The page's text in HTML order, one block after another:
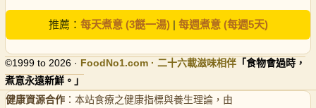
推薦： 每天煮意 (3餸一湯)| 每週煮意 (每週5天)
©1999 to 2026 · FoodNo1.com · 二十六載滋味相伴 「食物會過時，
煮意永遠新鮮。」
健康資源合作 ：本站食療之健康指標與養生理論，由